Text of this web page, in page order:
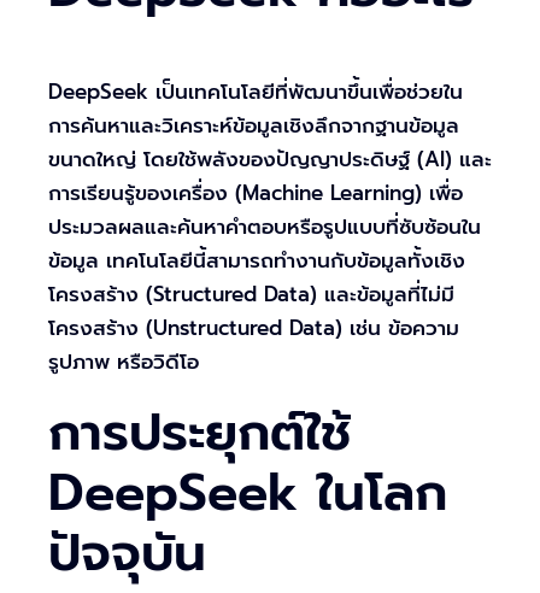
DeepSeek เป็นเทคโนโลยีที่พัฒนาขึ้นเพื่อช่วยใน
การค้นหาและวิเคราะห์ข้อมูลเชิงลึกจากฐานข้อมูล
ขนาดใหญ่ โดยใช้พลังของปัญญาประดิษฐ์ (AI) และ
การเรียนรู้ของเครื่อง (Machine Learning) เพื่อ
ประมวลผลและค้นหาคำตอบหรือรูปแบบที่ซับซ้อนใน
ข้อมูล เทคโนโลยีนี้สามารถทำงานกับข้อมูลทั้งเชิง
โครงสร้าง (Structured Data) และข้อมูลที่ไม่มี
โครงสร้าง (Unstructured Data) เช่น ข้อความ
รูปภาพ หรือวิดีโอ
การประยุกต์ใช้
DeepSeek ในโลก
ปัจจุบัน